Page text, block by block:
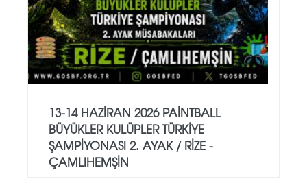
13-14 HAZİRAN 2026 PAİNTBALL
BÜYÜKLER KULÜPLER TÜRKİYE
ŞAMPİYONASI 2. AYAK / RİZE -
ÇAMLIHEMŞİN